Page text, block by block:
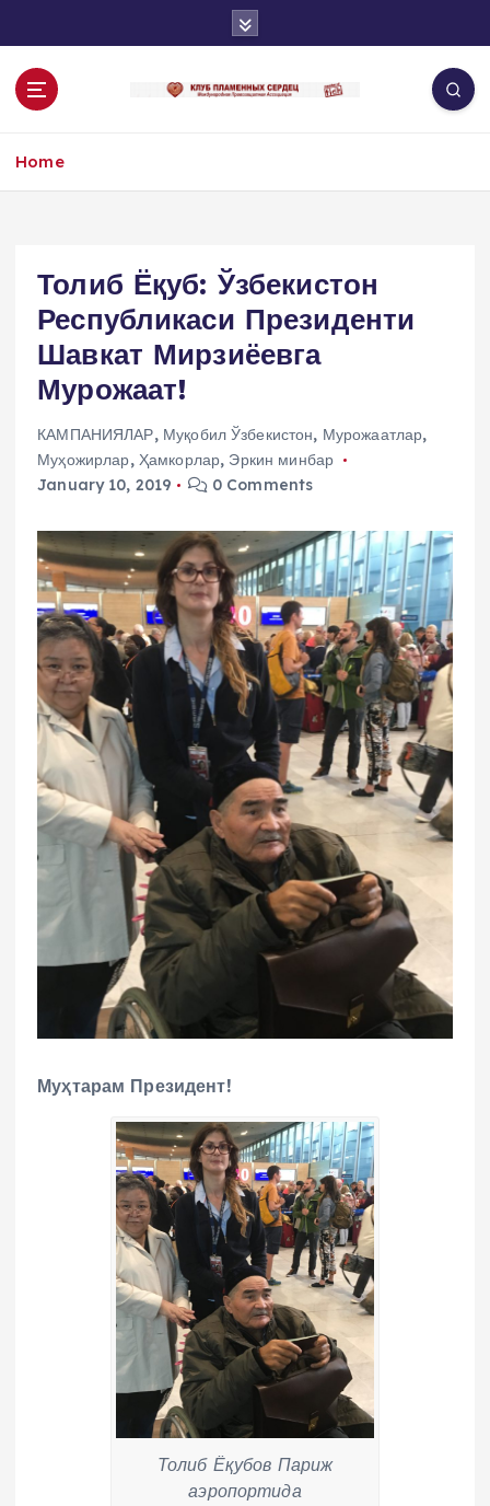
o
Home
Толиб Ёқуб: Ўзбекистон
Республикаси Президенти
Шавкат Мирзиёевга
Мурожаат!
КАМПАНИЯЛАР, Муқобил Ўзбекистон, Мурожаатлар,
Муҳожирлар, Ҳамкорлар, Эркин минбар
January 10, 2019
0 Comments
Муҳтарам Президент!
Толиб Ёқубов Париж
аэропортида